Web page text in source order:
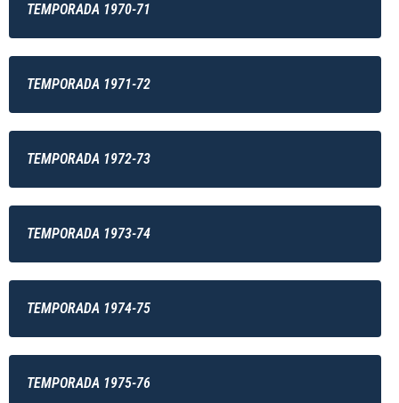
TEMPORADA 1970-71
TEMPORADA 1971-72
TEMPORADA 1972-73
TEMPORADA 1973-74
TEMPORADA 1974-75
TEMPORADA 1975-76